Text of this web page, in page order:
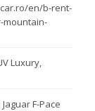
en/b-rent-
mountain-
Luxury,
F-Pace